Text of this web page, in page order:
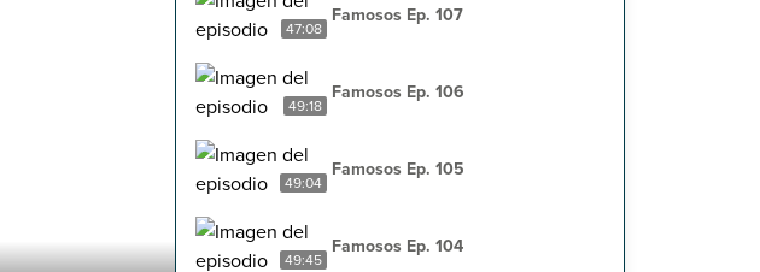
47:08
Famosos Ep. 107
49:18
Famosos Ep. 106
49:04
Famosos Ep. 105
49:45
Famosos Ep. 104